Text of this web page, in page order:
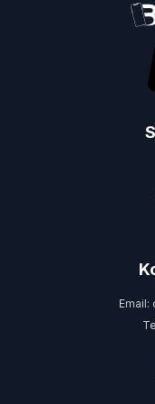
Email: